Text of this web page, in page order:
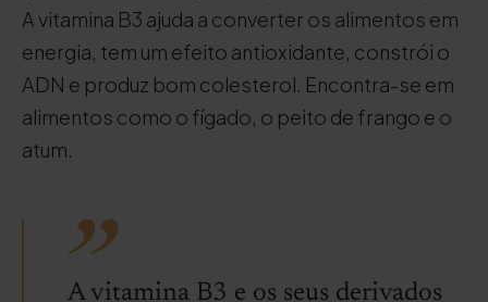
A vitamina B3 ajuda a converter os alimentos em
energia, tem um efeito antioxidante, constrói o
ADN e produz bom colesterol. Encontra-se em
alimentos como o fígado, o peito de frango e o
atum.
A vitamina B3 e os seus derivados